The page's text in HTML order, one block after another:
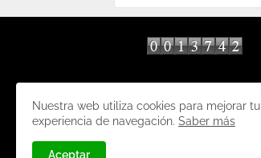
tarifas diseño web
Nuestra web utiliza cookies para mejorar tu
experiencia de navegación. Saber más
Aceptar